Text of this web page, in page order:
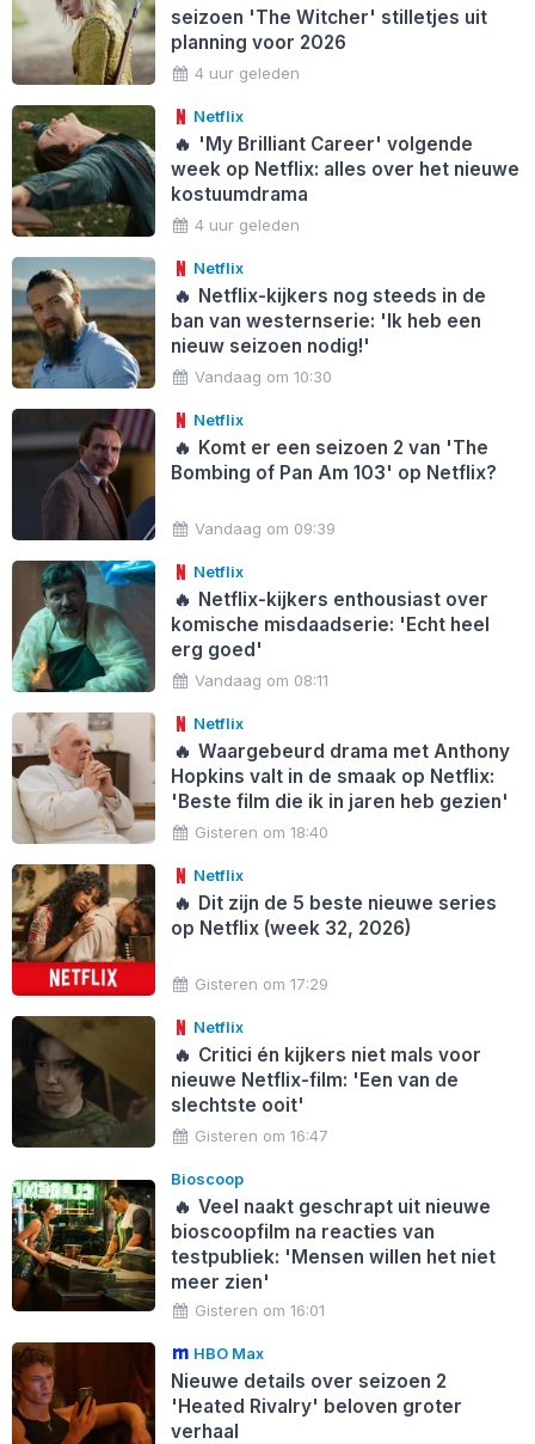
seizoen 'The Witcher' stilletjes uit
planning voor 2026
4 uur geleden
Netflix
🔥 'My Brilliant Career' volgende
week op Netflix: alles over het nieuwe
kostuumdrama
4 uur geleden
Netflix
🔥 Netflix-kijkers nog steeds in de
ban van westernserie: 'Ik heb een
nieuw seizoen nodig!'
Vandaag om 10:30
Netflix
🔥 Komt er een seizoen 2 van 'The
Bombing of Pan Am 103' op Netflix?
Vandaag om 09:39
Netflix
🔥 Netflix-kijkers enthousiast over
komische misdaadserie: 'Echt heel
erg goed'
Vandaag om 08:11
Netflix
🔥 Waargebeurd drama met Anthony
Hopkins valt in de smaak op Netflix:
'Beste film die ik in jaren heb gezien'
Gisteren om 18:40
Netflix
🔥 Dit zijn de 5 beste nieuwe series
op Netflix (week 32, 2026)
Gisteren om 17:29
Netflix
🔥 Critici én kijkers niet mals voor
nieuwe Netflix-film: 'Een van de
slechtste ooit'
Gisteren om 16:47
Bioscoop
🔥 Veel naakt geschrapt uit nieuwe
bioscoopfilm na reacties van
testpubliek: 'Mensen willen het niet
meer zien'
Gisteren om 16:01
HBO Max
Nieuwe details over seizoen 2
'Heated Rivalry' beloven groter
verhaal